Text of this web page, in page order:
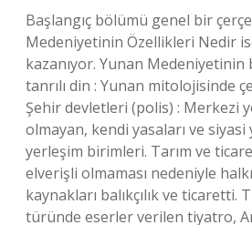
Başlangıç bölümü genel bir
Medeniyetinin Özellikleri Nedir
kazanıyor. Yunan Medeniyetinin
tanrılı din : Yunan mitolojisinde
Şehir devletleri (polis) : Merkezi
olmayan, kendi yasaları ve siyasi
yerleşim birimleri. Tarım ve
elverişli olmaması nedeniyle
kaynakları balıkçılık ve ticaretti.
türünde eserler verilen tiyatro,